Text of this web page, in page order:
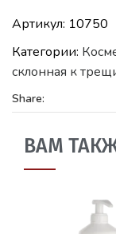
Артикул: 10750
Категории:
склонная к
Share:
ВАМ